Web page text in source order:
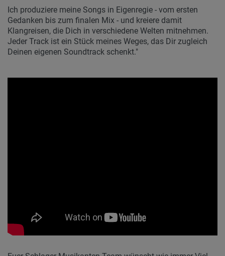
Ich produziere meine Songs in Eigenregie - vom ersten
Gedanken bis zum finalen Mix - und kreiere damit
Klangreisen, die Dich in verschiedene Welten mitnehmen.
Jeder Track ist ein Stück meines Weges, das Dir zugleich
Deinen eigenen Soundtrack schenkt."